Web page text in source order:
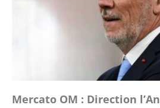
Mercato OM : Direction